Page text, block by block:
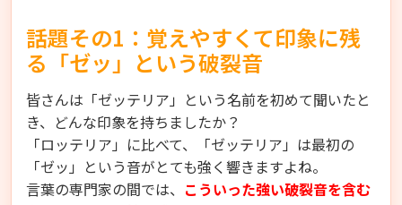
話題その1：覚えやすくて印象に残
る「ゼッ」という破裂音
皆さんは「ゼッテリア」という名前を初めて聞いたと
き、どんな印象を持ちましたか？
「ロッテリア」に比べて、「ゼッテリア」は最初の
「ゼッ」という音がとても強く響きますよね。
言葉の専門家の間では、 こういった強い破裂音を含む